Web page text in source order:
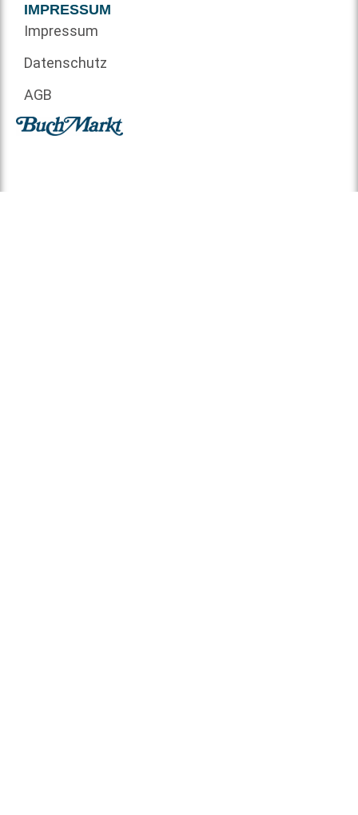
IMPRESSUM
Impressum
Datenschutz
AGB